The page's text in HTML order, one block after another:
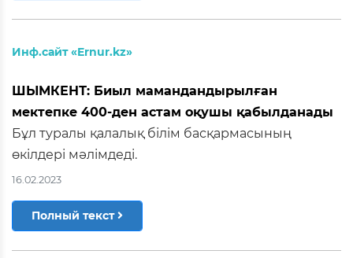
Инф.сайт «Ernur.kz»
ШЫМКЕНТ: Биыл мамандандырылған
мектепке 400-ден астам оқушы қабылданады
Бұл туралы қалалық білім басқармасының
өкілдері мәлімдеді.
16.02.2023
Полный текст